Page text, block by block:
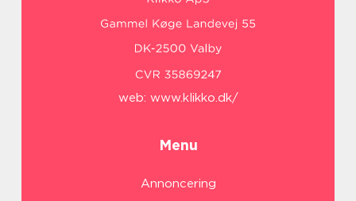
web: www.klikko.dk/
Menu
Annoncering